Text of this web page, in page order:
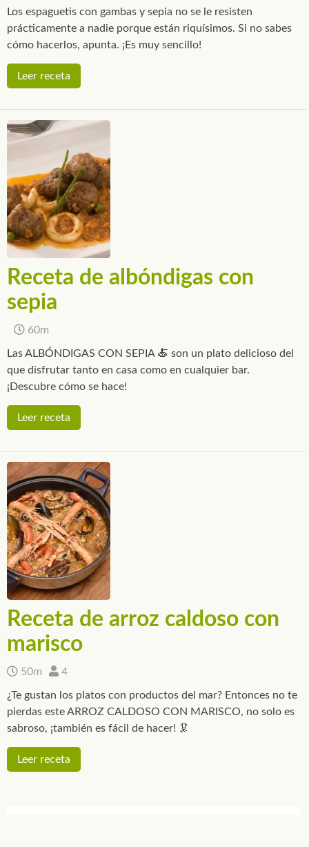
Los espaguetis con gambas y sepia no se le resisten
prácticamente a nadie porque están riquísimos. Si no sabes
cómo hacerlos, apunta. ¡Es muy sencillo!
Leer receta
Receta de albóndigas con
sepia
60m
Las ALBÓNDIGAS CON SEPIA 🍝 son un plato delicioso del
que disfrutar tanto en casa como en cualquier bar.
¡Descubre cómo se hace!
Leer receta
Receta de arroz caldoso con
marisco
50m 4
¿Te gustan los platos con productos del mar? Entonces no te
pierdas este ARROZ CALDOSO CON MARISCO, no solo es
sabroso, ¡también es fácil de hacer! 🦑
Leer receta